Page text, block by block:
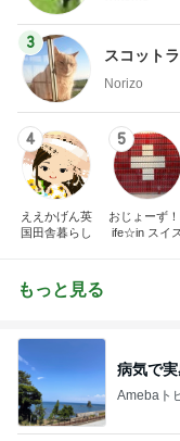
3
スコット
Norizo
4
ええかげん英
国田舎暮らし
5
おじょーず！
ife☆in スイス
もっと見る
病気で
Amebaト